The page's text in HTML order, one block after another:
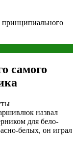
принципиального
самого
назвал
для бело-
белых, он играл